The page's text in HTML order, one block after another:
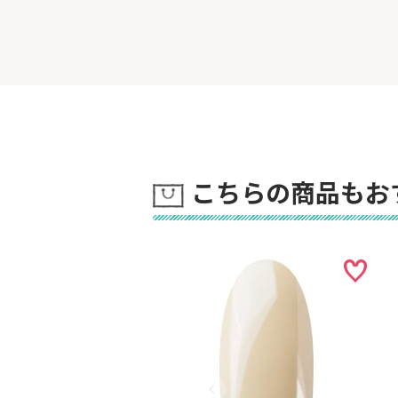
こちらの商品も